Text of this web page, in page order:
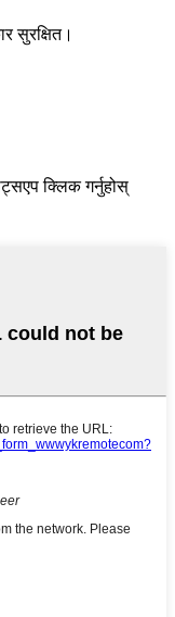
सुरक्षित।
क्लिक गर्नुहोस्